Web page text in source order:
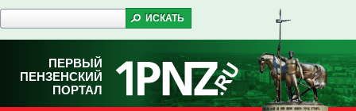
ПЕРВЫЙ
ПЕНЗЕНСКИЙ
ПОРТАЛ